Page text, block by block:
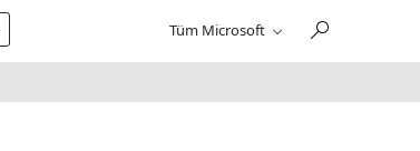
Tüm Microsoft